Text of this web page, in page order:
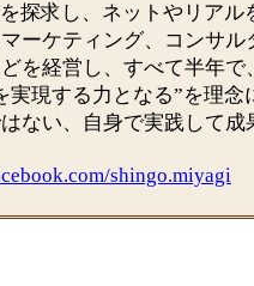
探求し、ネットやリア
ーケティング、コンサ
を経営し、すべて半年
実現する力となる”を理
ない、自身で実践して
shingo.miyagi